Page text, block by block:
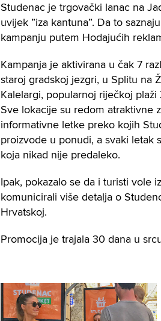
Studenac je trgovački lanac na
uvijek ”iza kantuna”. Da to
kampanju putem Hodajućih
Kampanja je aktivirana u čak 7
staroj gradskoj jezgri, u Splitu na
Kalelargi, popularnoj riječkoj
Sve lokacije su redom atraktivne
informativne letke preko kojih
proizvode u ponudi, a svaki letak
koja nikad nije predaleko.
Ipak, pokazalo se da i turisti vole
komunicirali više detalja o
Hrvatskoj.
Promocija je trajala 30 dana u